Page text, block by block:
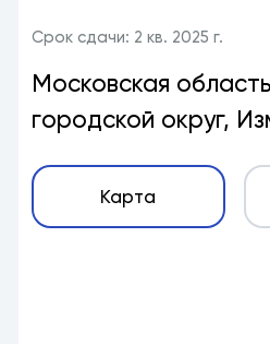
Срок сдачи: 2 кв. 2025 г.
Московская
городской округ,
Карта